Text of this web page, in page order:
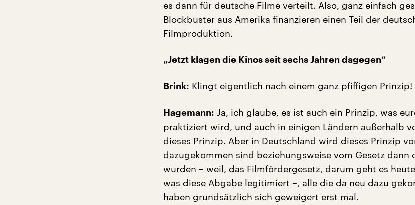
es dann für deutsche Filme verteilt. Also, ganz einfach
Blockbuster aus Amerika finanzieren einen Teil der
Filmproduktion.
„Jetzt klagen die Kinos seit sechs Jahren dagegen“
Brink: Klingt eigentlich nach einem ganz pfiffigen Prinzip!
Hagemann: Ja, ich glaube, es ist auch ein Prinzip, was
praktiziert wird, und auch in einigen Ländern außerhalb
dieses Prinzip. Aber in Deutschland wird dieses Prinzip
dazugekommen sind beziehungsweise vom Gesetz dann
wurden – weil, das Filmfördergesetz, darum geht es
was diese Abgabe legitimiert –, alle die da neu dazu
haben grundsätzlich sich geweigert erst mal.